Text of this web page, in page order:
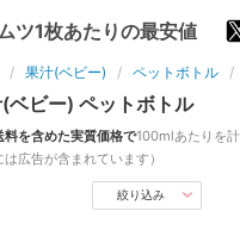
ツ1枚あたりの最安値
果汁(ベビー) ペットボトル
ベビー) ペットボトル
を含めた実質価格で100mlあたりを計
広告が含まれています）
絞り込み